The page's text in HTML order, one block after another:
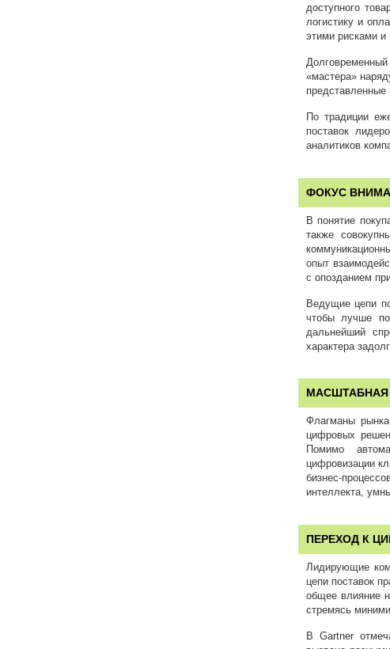
доступного
логистику и
этими рисками и
«мастера»
представленные
По традиции
поставок
аналитиков
ФОКУС
В понятие
также
опыт
с опозданием
Ведущие цепи
чтобы лучше
дальнейший
характера
МАСШТАБНАЯ
Флагманы
цифровых
Помимо
цифровизации
бизнес-
интеллекта,
ПЕРЕХОД К
Лидирующие
цепи поставок
общее влияние
стремясь
В Gartner